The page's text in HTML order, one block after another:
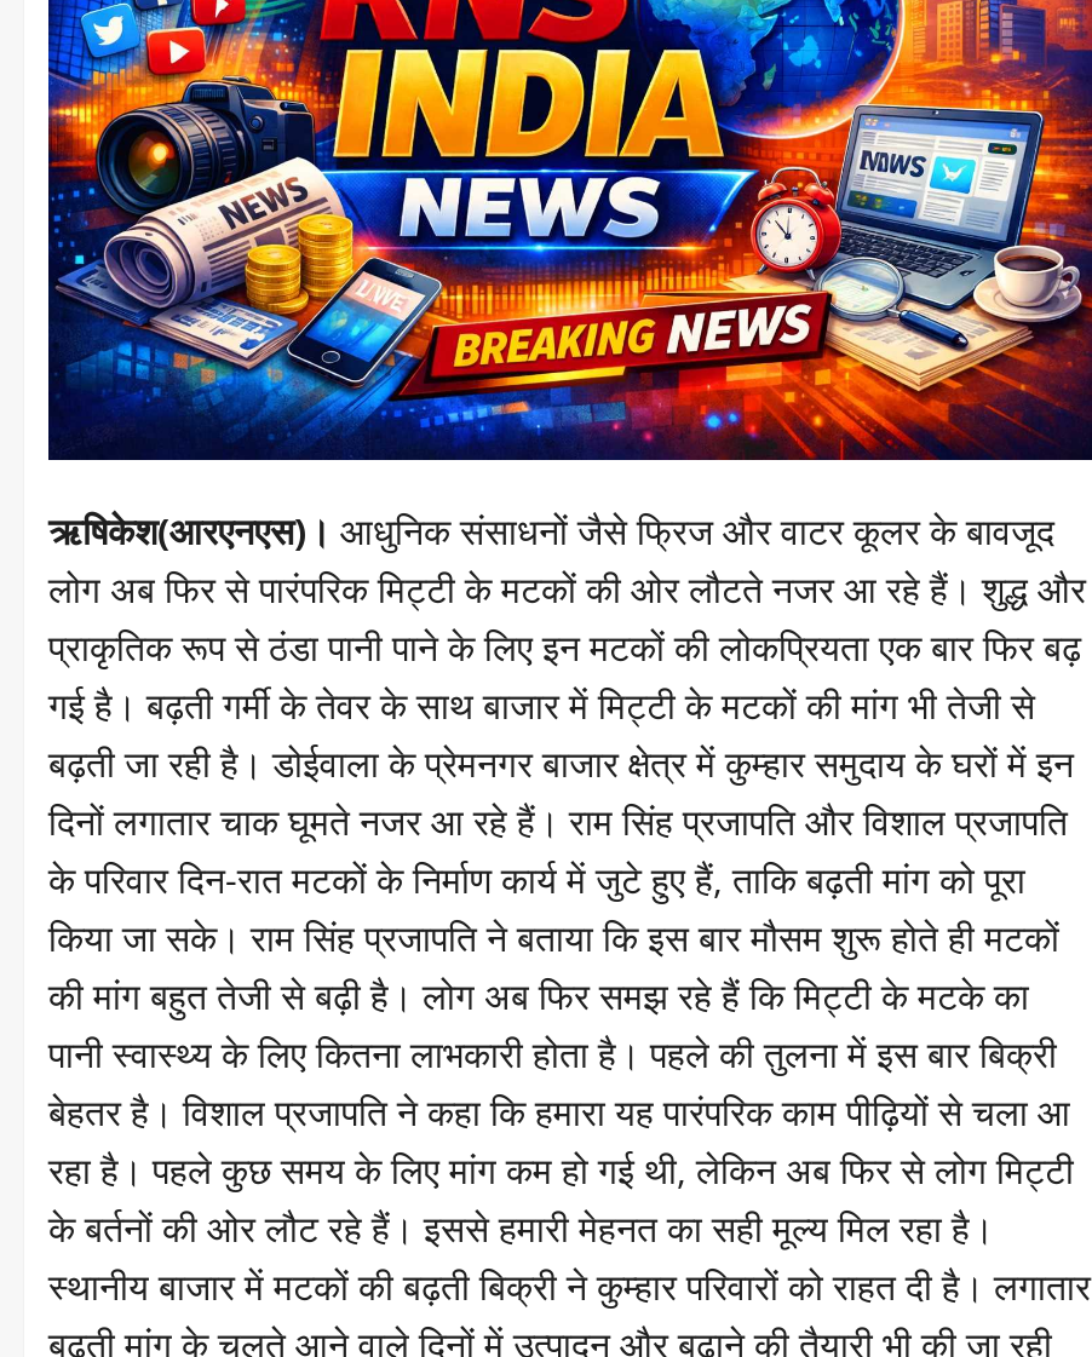
ऋषिकेश(आरएनएस)। आधुनिक संसाधनों जैसे फ्रिज और वाटर कूलर के बावजूद
लोग अब फिर से पारंपरिक मिट्टी के मटकों की ओर लौटते नजर आ रहे हैं। शुद्ध और
प्राकृतिक रूप से ठंडा पानी पाने के लिए इन मटकों की लोकप्रियता एक बार फिर बढ़
गई है। बढ़ती गर्मी के तेवर के साथ बाजार में मिट्टी के मटकों की मांग भी तेजी से
बढ़ती जा रही है। डोईवाला के प्रेमनगर बाजार क्षेत्र में कुम्हार समुदाय के घरों में इन
दिनों लगातार चाक घूमते नजर आ रहे हैं। राम सिंह प्रजापति और विशाल प्रजापति
के परिवार दिन-रात मटकों के निर्माण कार्य में जुटे हुए हैं, ताकि बढ़ती मांग को पूरा
किया जा सके। राम सिंह प्रजापति ने बताया कि इस बार मौसम शुरू होते ही मटकों
की मांग बहुत तेजी से बढ़ी है। लोग अब फिर समझ रहे हैं कि मिट्टी के मटके का
पानी स्वास्थ्य के लिए कितना लाभकारी होता है। पहले की तुलना में इस बार बिक्री
बेहतर है। विशाल प्रजापति ने कहा कि हमारा यह पारंपरिक काम पीढ़ियों से चला आ
रहा है। पहले कुछ समय के लिए मांग कम हो गई थी, लेकिन अब फिर से लोग मिट्टी
के बर्तनों की ओर लौट रहे हैं। इससे हमारी मेहनत का सही मूल्य मिल रहा है।
स्थानीय बाजार में मटकों की बढ़ती बिक्री ने कुम्हार परिवारों को राहत दी है। लगातार
बढ़ती मांग के चलते आने वाले दिनों में उत्पादन और बढ़ाने की तैयारी भी की जा रही